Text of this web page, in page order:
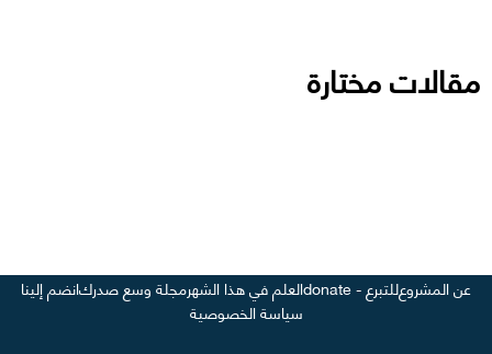
مقالات مختارة
عن المشروعللتبرع - donate العلم في هذا الشهرمجلة وسع صدركانضم إلينا
سياسة الخصوصية